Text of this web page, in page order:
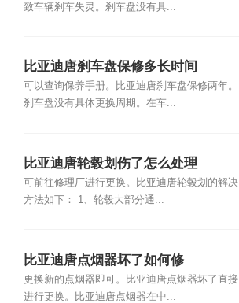
致车辆刹车失灵。刹车盘没有具...
比亚迪唐刹车盘保修多长时间
可以查询保养手册。比亚迪唐刹车盘保修两年。
刹车盘没有具体更换周期。在车...
比亚迪唐轮毂划伤了怎么处理
可前往修理厂进行更换。比亚迪唐轮毂划的解决
方法如下： 1、轮毂大部分通...
比亚迪唐点烟器坏了如何修
更换新的点烟器即可。比亚迪唐点烟器坏了直接
进行更换。比亚迪唐点烟器在中...